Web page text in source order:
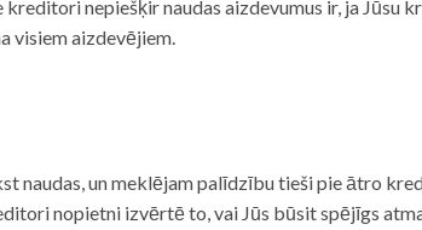
nepiešķir naudas aizdevumus ir, ja
visiem aizdevējiem.
naudas, un meklējam palīdzību tieši pie ātro
nopietni izvērtē to, vai Jūs būsit spējīgs